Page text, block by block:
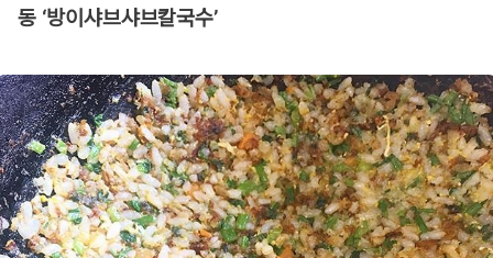
동 ‘방이샤브샤브칼국수’